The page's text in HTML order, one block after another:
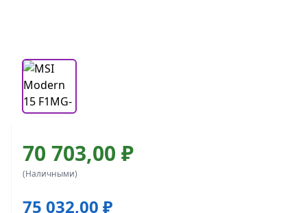
70 703,00 ₽
(Наличными)
75 032,00 ₽